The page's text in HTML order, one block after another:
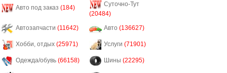
Авто под заказ (184)
Суточно-Тут
(20484)
Автозапчасти (11642) Авто (136627)
Хобби, отдых (25971) Услуги (71901)
Одежда/обувь (66158) Шины (22295)